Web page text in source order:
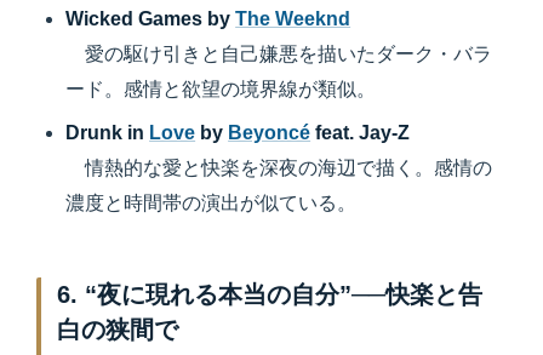
Wicked Games byThe Weeknd
愛の駆け引きと自己嫌悪を描いたダーク・バラ
ード。感情と欲望の境界線が類似。
Drunk in Love by Beyoncé feat. Jay-Z
情熱的な愛と快楽を深夜の海辺で描く。感情の
濃度と時間帯の演出が似ている。
6. “夜に現れる本当の自分”──快楽と告
白の狭間で